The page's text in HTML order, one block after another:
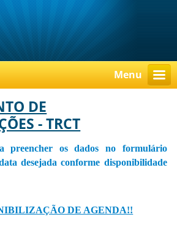
Menu
DE
- TRCT
preencher os dados no formulário
desejada conforme disponibilidade
DE AGENDA!!